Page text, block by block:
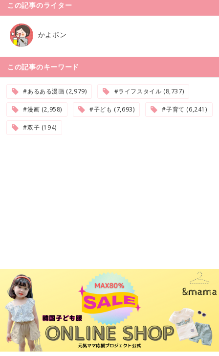
この記事のライター
かよポン
この記事のキーワード
#あるある漫画 (2,979) #ライフスタイル (8,737)
#漫画 (2,958) #子ども (7,693) #子育て (6,241)
#双子 (194)